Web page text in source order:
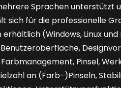
Sprachen unterstützt
sich für die professionelle
(Windows, Linux
Pinsel,
an (Farb-)Pinseln,